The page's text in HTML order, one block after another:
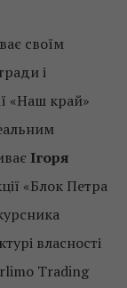
своїм
і
«Наш край»
Ігоря
«Блок Петра
власності
Trading